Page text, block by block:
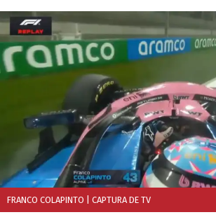
FRANCO COLAPINTO | CAPTURA DE TV